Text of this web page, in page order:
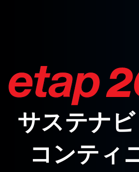
サステナ
コンティ